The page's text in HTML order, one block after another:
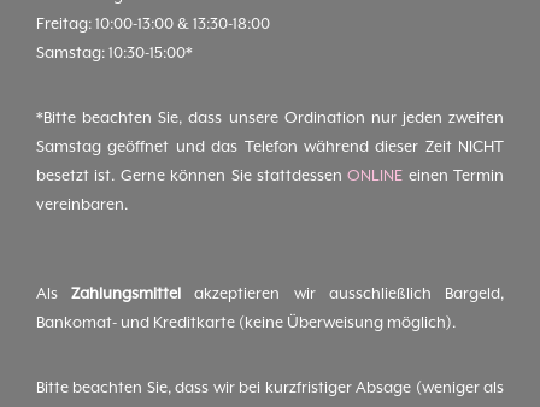
Freitag: 10:00-13:00 & 13:30-18:00
Samstag: 10:30-15:00*
*Bitte beachten Sie, dass unsere Ordination nur jeden zweiten
Samstag geöffnet und das Telefon während dieser Zeit NICHT
besetzt ist. Gerne können Sie stattdessenONLINE einen Termin
vereinbaren.
AlsZahlungsmittel akzeptieren wir ausschließlich Bargeld,
Bankomat- und Kreditkarte (keine Überweisung möglich).
Bitte beachten Sie, dass wir bei kurzfristiger Absage (weniger als